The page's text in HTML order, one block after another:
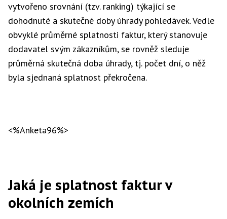
vytvořeno srovnání (tzv. ranking) týkající se
dohodnuté a skutečné doby úhrady pohledávek. Vedle
obvyklé průměrné splatnosti faktur, který stanovuje
dodavatel svým zákazníkům, se rovněž sleduje
průměrná skutečná doba úhrady, tj. počet dní, o něž
byla sjednaná splatnost překročena.
<%Anketa96%>
Jaká je splatnost faktur v
okolních zemích